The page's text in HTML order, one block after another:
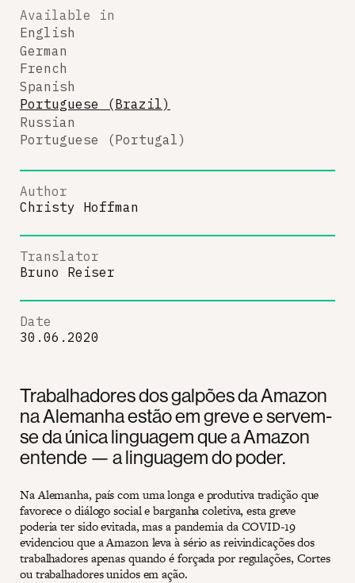
Trabalhadores dos galpões da Amazon
na Alemanha estão em greve e servem-
se da única linguagem que a Amazon
entende — a linguagem do poder.
Na Alemanha, país com uma longa e produtiva tradição que
favorece o diálogo social e barganha coletiva, esta greve
poderia ter sido evitada, mas a pandemia da COVID-19
evidenciou que a Amazon leva à sério as reivindicações dos
trabalhadores apenas quando é forçada por regulações, Cortes
ou trabalhadores unidos em ação.
Available in
English
German
French
Spanish
Portuguese (Brazil)
Russian
Portuguese (Portugal)
Author
Christy Hoffman
Translator
Bruno Reiser
Date
30.06.2020